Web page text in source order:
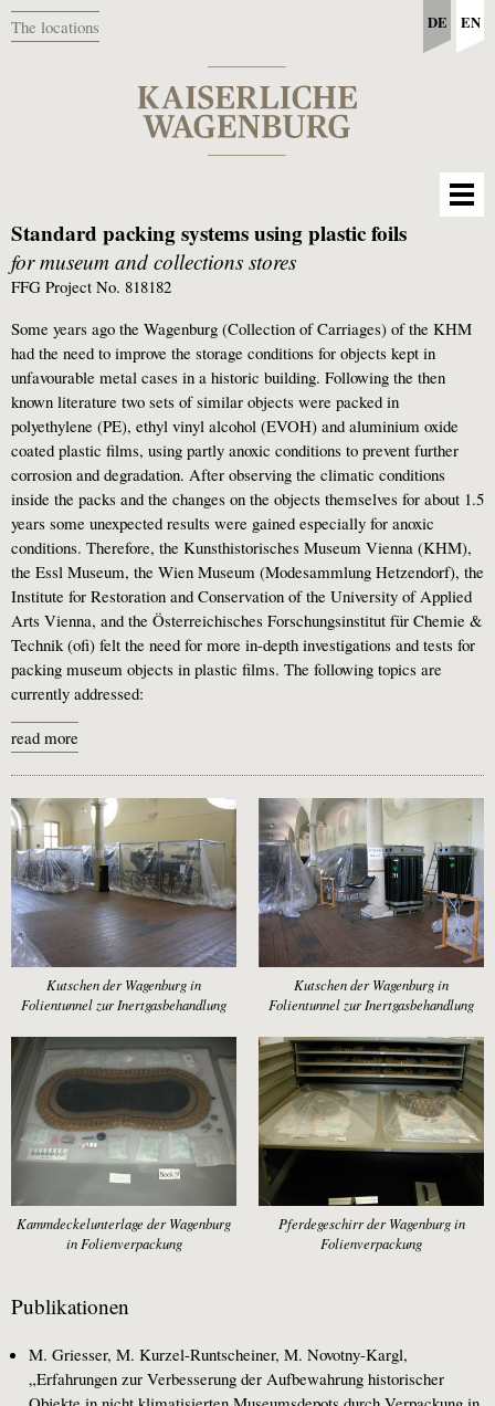
The locations DE EN
Standard packing systems using plastic foils
for museum and collections stores
FFG Project No. 818182
Some years ago the Wagenburg (Collection of Carriages) of the KHM
had the need to improve the storage conditions for objects kept in
unfavourable metal cases in a historic building. Following the then
known literature two sets of similar objects were packed in
polyethylene (PE), ethyl vinyl alcohol (EVOH) and aluminium oxide
coated plastic films, using partly anoxic conditions to prevent further
corrosion and degradation. After observing the climatic conditions
inside the packs and the changes on the objects themselves for about 1.5
years some unexpected results were gained especially for anoxic
conditions. Therefore, the Kunsthistorisches Museum Vienna (KHM),
the Essl Museum, the Wien Museum (Modesammlung Hetzendorf), the
Institute for Restoration and Conservation of the University of Applied
Arts Vienna, and the Österreichisches Forschungsinstitut für Chemie &
Technik (ofi) felt the need for more in-depth investigations and tests for
packing museum objects in plastic films. The following topics are
currently addressed:
read more
Kutschen der Wagenburg in
Folientunnel zur Inertgasbehandlung
Kutschen der Wagenburg in
Folientunnel zur Inertgasbehandlung
Kammdeckelunterlage der Wagenburg
in Folienverpackung
Pferdegeschirr der Wagenburg in
Folienverpackung
Publikationen
M. Griesser, M. Kurzel-Runtscheiner, M. Novotny-Kargl,
„Erfahrungen zur Verbesserung der Aufbewahrung historischer